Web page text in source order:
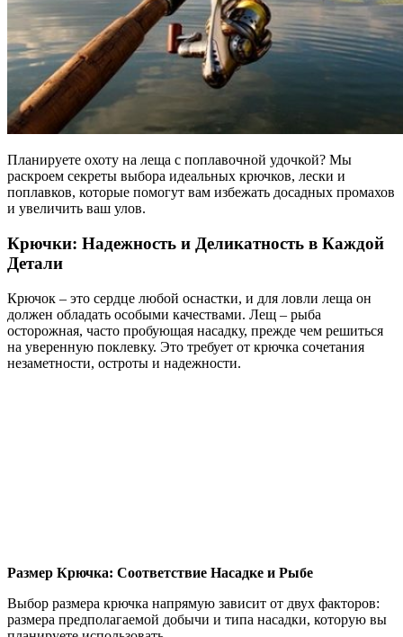
Планируете охоту на леща с поплавочной удочкой? Мы
раскроем секреты выбора идеальных крючков, лески и
поплавков, которые помогут вам избежать досадных промахов
и увеличить ваш улов.
Крючки: Надежность и Деликатность в Каждой
Детали
Крючок – это сердце любой оснастки, и для ловли леща он
должен обладать особыми качествами. Лещ – рыба
осторожная, часто пробующая насадку, прежде чем решиться
на уверенную поклевку. Это требует от крючка сочетания
незаметности, остроты и надежности.
Размер Крючка: Соответствие Насадке и Рыбе
Выбор размера крючка напрямую зависит от двух факторов:
размера предполагаемой добычи и типа насадки, которую вы